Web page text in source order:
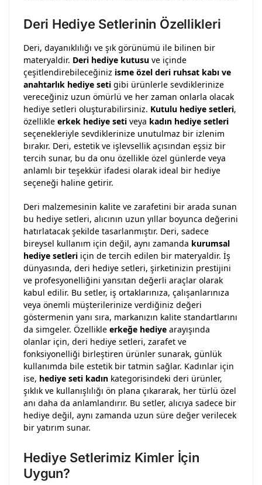
Deri Hediye Setlerinin Özellikleri
Deri, dayanıklılığı ve şık görünümü ile bilinen bir
materyaldir. Deri hediye kutusu ve içinde
çeşitlendirebileceğiniz isme özel deri ruhsat kabı ve
anahtarlık hediye seti gibi ürünlerle sevdiklerinize
vereceğiniz uzun ömürlü ve her zaman onlarla olacak
hediye setleri oluşturabilirsiniz. Kutulu hediye setleri,
özellikle erkek hediye seti veya kadın hediye setleri
seçenekleriyle sevdiklerinize unutulmaz bir izlenim
bırakır. Deri, estetik ve işlevsellik açısından eşsiz bir
tercih sunar, bu da onu özellikle özel günlerde veya
anlamlı bir teşekkür ifadesi olarak ideal bir hediye
seçeneği haline getirir.
Deri malzemesinin kalite ve zarafetini bir arada sunan
bu hediye setleri, alıcının uzun yıllar boyunca değerini
hatırlatacak şekilde tasarlanmıştır. Deri, sadece
bireysel kullanım için değil, aynı zamanda kurumsal
hediye setleri için de tercih edilen bir materyaldir. İş
dünyasında, deri hediye setleri, şirketinizin prestijini
ve profesyonelliğini yansıtan değerli araçlar olarak
kabul edilir. Bu setler, iş ortaklarınıza, çalışanlarınıza
veya önemli müşterilerinize verdiğiniz değeri
göstermenin yanı sıra, markanızın kalite standartlarını
da simgeler. Özellikle erkeğe hediye arayışında
olanlar için, deri hediye setleri, zarafet ve
fonksiyonelliği birleştiren ürünler sunarak, günlük
kullanımda bile estetik bir tatmin sağlar. Kadınlar için
ise, hediye seti kadın kategorisindeki deri ürünler,
şıklık ve kullanışlılığı ön plana çıkararak, her türlü özel
anı daha da anlamlandırır. Bu setler, alıcıya sadece bir
hediye değil, aynı zamanda uzun süre değer verilecek
bir yatırım sunar.
Hediye Setlerimiz Kimler İçin
Uygun?